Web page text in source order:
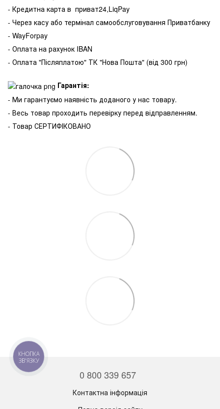
- Кредитна карта в приват24,LiqPay
- Через касу або термінал самообслуговування Приватбанку
- WayForpay
- Оплата на рахунок IBAN
- Оплата "Післяплатою" ТК "Нова Пошта" (від 300 грн)
Гарантія:
- Ми гарантуємо наявність доданого у нас товару.
- Весь товар проходить перевірку перед відправленням.
- Товар СЕРТИФІКОВАНО
0 800 339 657
Контактна інформація
КНОПКА
ЗВ'ЯЗКУ